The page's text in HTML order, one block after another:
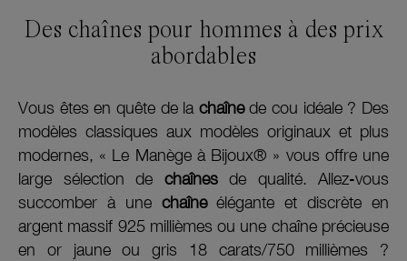
Des chaînes pour hommes à des prix
abordables
Vous êtes en quête de la chaînede cou idéale ? Des
modèles classiques aux modèles originaux et plus
modernes, « Le Manège à Bijoux® » vous offre une
large sélection de chaînesde qualité. Allez-vous
succomber à une chaîneélégante et discrète en
argent massif 925 millièmes ou une chaîne précieuse
en or jaune ou gris 18 carats/750 millièmes ?